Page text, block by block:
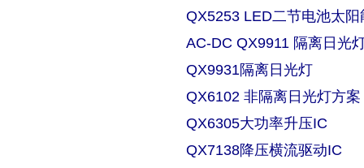
QX5253 LED二节电池太
AC-DC QX9911 隔离日光
QX9931隔离日光灯
QX6102 非隔离日光灯方案
QX6305大功率升压IC
QX7138降压横流驱动IC